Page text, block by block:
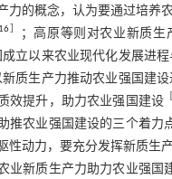
力的概念，认为要通过培养
16］ ；高原等则对农业新质
成立以来农业现代化发展进
质生产力推动农业强国建
效提升，助力农业强国建设 ［
推农业强国建设的三个着
性动力，要充分发挥新质生
业新质生产力助力农业强国